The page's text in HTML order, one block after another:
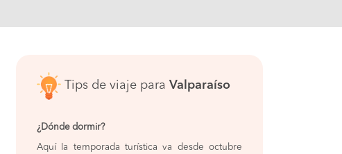
Tips de viaje para Valparaíso
¿Dónde dormir?
Aquí la temporada turística va desde octubre